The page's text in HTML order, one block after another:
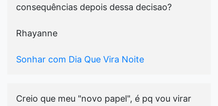
consequências depois dessa decisao?
Rhayanne
Sonhar com Dia Que Vira Noite
Creio que meu "novo papel", é pq vou virar